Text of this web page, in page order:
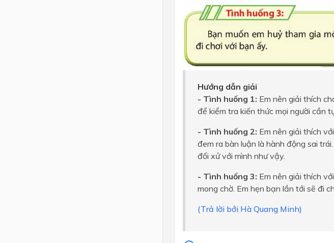
Hướng dẫn giải
- Tình huống 1: Em nên giải thích
để kiểm tra kiến thức mọi người cần
- Tình huống 2: Em nên giải thích
đem ra bàn luận là hành động sai
đối xử với mình như vậy.
- Tình huống 3: Em nên giải thích
mong chờ. Em hẹn bạn lần tới sẽ đi
(Trả lời bởi Hà Quang Minh)